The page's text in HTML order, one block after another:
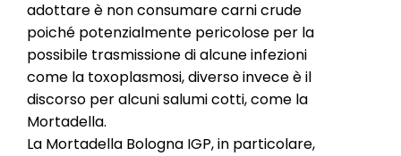
adottare è non consumare carni crude
poiché potenzialmente pericolose per la
possibile trasmissione di alcune infezioni
come la toxoplasmosi, diverso invece è il
discorso per alcuni salumi cotti, come la
Mortadella.
La Mortadella Bologna IGP, in particolare,